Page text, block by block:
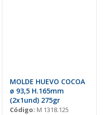
MOLDE HUEVO COCOA
ø 93,5 H.165mm
(2x1und) 275gr
Código: M 1318.125